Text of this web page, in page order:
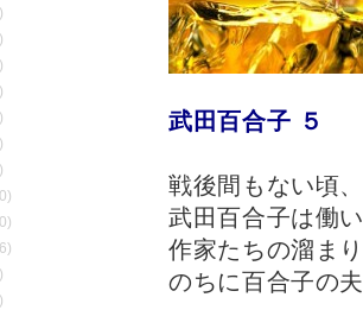
武田百合子 ５
戦後間もない頃
武田百合子は働
作家たちの溜ま
のちに百合子の